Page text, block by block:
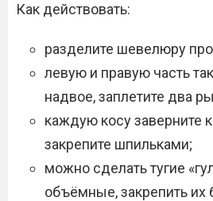
Как действовать:
разделите шевелюру
левую и правую часть
надвое, заплетите два
каждую косу заверните
закрепите шпильками;
можно сделать тугие
объёмные, закрепить их